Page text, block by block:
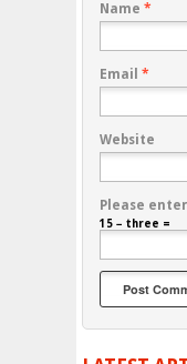
Name *
Email *
Website
Please
15 − three =